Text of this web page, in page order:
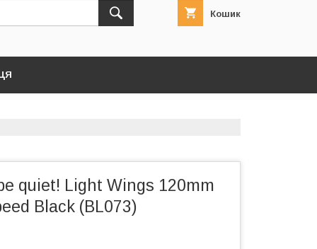
Кошик
quiet! Light Wings 120mm
Black (BL073)